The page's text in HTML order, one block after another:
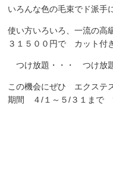
いろんな色の毛束でド派手
使い方いろいろ、一流の高
３１５００円で カット付
つけ放題・・・ つけ放題
この機会にぜひ エクステ
期間 ４/１～５/３１まで